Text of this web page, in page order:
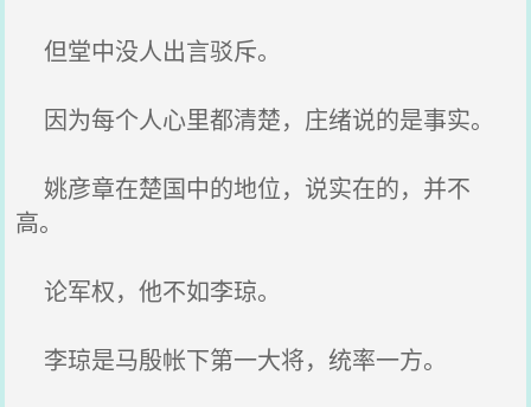
但堂中没人出言驳斥。
因为每个人心里都清楚，庄绪说的是事实。
姚彦章在楚国中的地位，说实在的，并不
高。
论军权，他不如李琼。
李琼是马殷帐下第一大将，统率一方。